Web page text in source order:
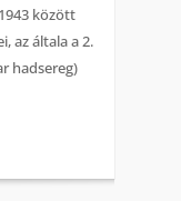
között
az általa a 2.
hadsereg)